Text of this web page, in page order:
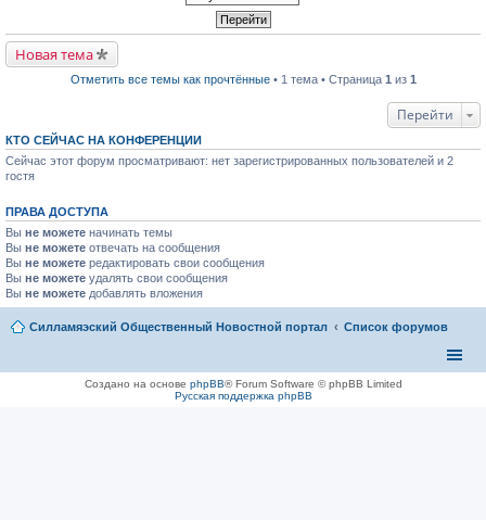
п
о
ч
н
о
м
о
о
б
щ
н
и
ю
р
о
м
у
р
о
ч
н
н
о
м
у
с
о
о
щ
и
Новая тема
Отметить все темы как прочтённые• 1 тема • Страница 1 из 1
Перейти
КТО СЕЙЧАС НА КОНФЕРЕНЦИИ
Сейчас этот форум просматривают: нет зарегистрированных пользователей и 2
гостя
ПРАВА ДОСТУПА
Вы не можете начинать темы
Вы не можете отвечать на сообщения
Вы не можете редактировать свои сообщения
Вы не можете удалять свои сообщения
Вы не можете добавлять вложения
Силламяэский Общественный Новостной портал Список форумов
Создано на основе phpBB® Forum Software © phpBB Limited
Русская поддержка phpBB